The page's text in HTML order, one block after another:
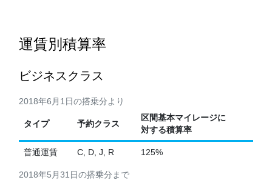
運賃別積算率
ビジネスクラス
2018年6月1日の搭乗分より
タイプ 予約クラス
区間基本マイレージに
対する積算率
普通運賃 C, D, J, R 125%
2018年5月31日の搭乗分まで